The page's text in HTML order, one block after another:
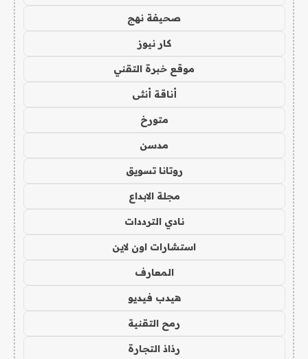
صحيفة نهج
كار نيوز
موقع خبرة التقني
أناقة أنثى
متورخ
مدسن
روتانا تسويق
مجلة الابداع
نادي الترددات
استشارات اون لاين
المعارف
هيدب فيديو
رمح التقنية
رذاذ التجارة